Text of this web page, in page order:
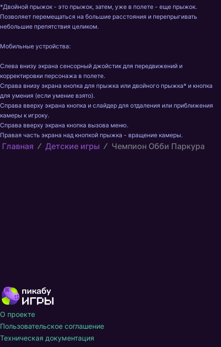
*Двойной прыжок - это прыжок, затем, уже в полете - еще прыжок.
Позволяет перемещаться на большие расстояния и перепрыгивать
небольшие препятствия целиком.
Мобильные устройства:
Слева внизу экрана сенсорный джойстик для передвижений и
корректировки персонажа в полете.
Справа внизу экрана кнопка для прыжка или двойного прыжка* и кнопка
для умения (если умение взято).
Справа вверху экрана кнопка и слайдер для отдаления или приближения
камеры к игроку.
Справа вверху экрана кнопка вызова меню.
Правая часть экрана над кнопкой прыжка - вращение камеры.
Главная Детские игры Чемпион Обби Паркура
О проекте
Пользовательское соглашение
Техническая документация